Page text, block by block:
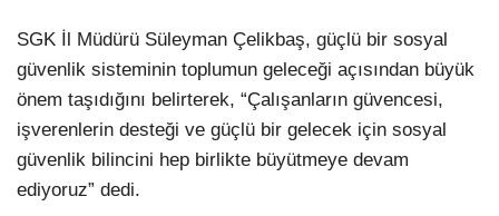
SGK İl Müdürü Süleyman Çelikbaş, güçlü bir sosyal
güvenlik sisteminin toplumun geleceği açısından büyük
önem taşıdığını belirterek, “Çalışanların güvencesi,
işverenlerin desteği ve güçlü bir gelecek için sosyal
güvenlik bilincini hep birlikte büyütmeye devam
ediyoruz” dedi.